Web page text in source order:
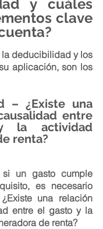
y cuáles
clave
deducibilidad y los
aplicación, son los
– ¿Existe una
entre
la actividad
renta?
si un gasto cumple
es necesario
una relación
entre el gasto y la
de renta?